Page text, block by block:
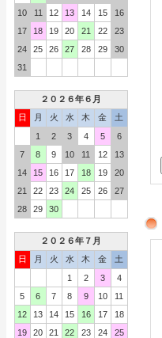
10
11 12 13 14 15
16
17
18 19 20 21 22
23
24
25 26 27 28 29
30
31
２０２６年６月
日
月 火 水 木 金
土
1
2 3 4 5
6
7
8 9 10 11 12
13
14
15 16 17 18 19
20
21
22 23 24 25 26
27
28
29 30
２０２６年７月
日
月 火 水 木 金
土
1
2 3
4
5
6 7 8 9 10
11
12
13 14 15 16 17
18
19
20 21 22 23 24
25